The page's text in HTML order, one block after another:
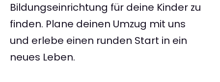
Bildungseinrichtung für deine Kinder zu
finden. Plane deinen Umzug mit uns
und erlebe einen runden Start in ein
neues Leben.